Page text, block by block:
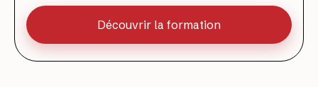
Découvrir la formation